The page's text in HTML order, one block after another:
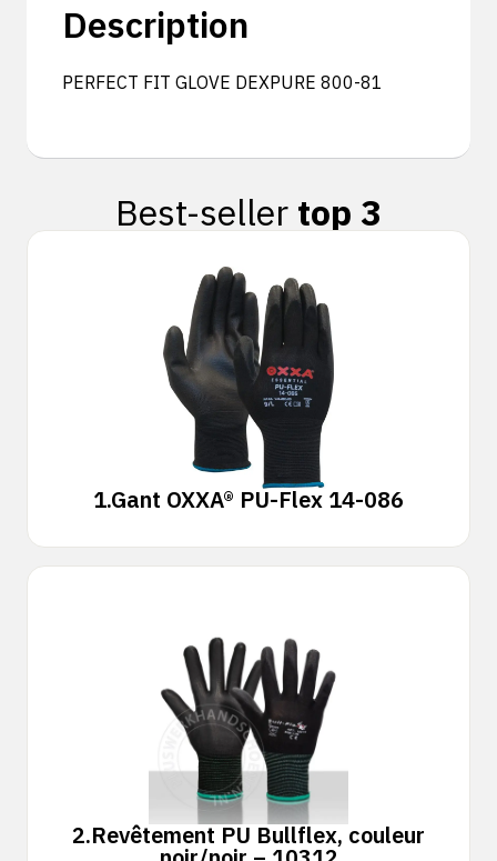
Description
PERFECT FIT GLOVE DEXPURE 800-81
Best-seller top 3
1.Gant OXXA® PU-Flex 14-086
2.Revêtement PU Bullflex, couleur